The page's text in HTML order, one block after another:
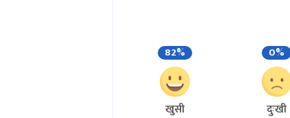
82%
खुसी
0%
दुःखी